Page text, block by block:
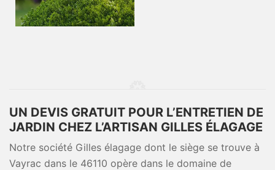
UN DEVIS GRATUIT POUR L’ENTRETIEN DE
JARDIN CHEZ L’ARTISAN GILLES ÉLAGAGE
Notre société Gilles élagage dont le siège se trouve à
Vayrac dans le 46110 opère dans le domaine de